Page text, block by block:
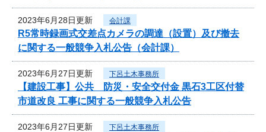
2023年6月28日更新 会計課
R5常時録画式交差点カメラの調達（設置）及び撤去
に関する一般競争入札公告（会計課）
2023年6月27日更新 下呂土木事務所
【建設工事】公共 防災・安全交付金 黒石3工区付替
市道改良 工事に関する一般競争入札公告
2023年6月27日更新 下呂土木事務所